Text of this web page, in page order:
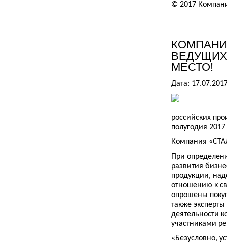
© 2017
МЕСТО!
Дата:
российских
полугодия 2017
Компания
При
развития
продукции,
отношению к
опрошены
также
деятельности
участниками
«Безусловно,